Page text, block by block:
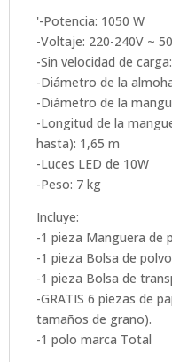
'-Potencia: 1050 W
-Voltaje: 220-240V ~
-Sin velocidad de
-Diámetro de la
-Diámetro de la
-Longitud de la
hasta): 1,65 m
-Luces LED de 10W
-Peso: 7 kg
Incluye:
-1 pieza Manguera de
-1 pieza Bolsa de
-1 pieza Bolsa de
-GRATIS 6 piezas de
tamaños de grano).
-1 polo marca Total